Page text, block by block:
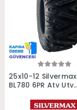
Sepete Ekle
25x10-12 Silvermax
BL780 6PR Atv Utv